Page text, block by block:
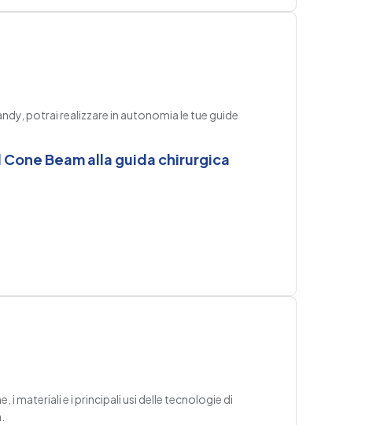
potrai realizzare in autonomia le tue guide
Beam alla guida chirurgica
i materiali e i principali usi delle tecnologie di